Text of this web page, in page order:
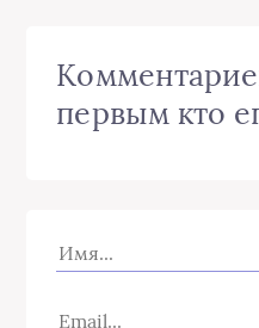
первым кто